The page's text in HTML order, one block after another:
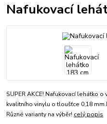
Nafukovací
SUPER AKCE! Nafukovací lehátko
kvalitního vinylu o tloušťce 0,18
Různé varianty na výběr! celý popis